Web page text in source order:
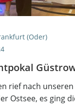
(Oder)
rief nach
Ost­see, es ging